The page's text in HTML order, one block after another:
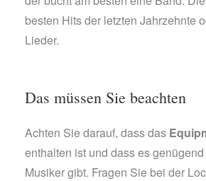
besten Hits der letzten Jahrzehnte
Lieder.
Das müssen Sie beachten
Achten Sie darauf, dass das
enthalten ist und dass es
Musiker gibt. Fragen Sie bei der